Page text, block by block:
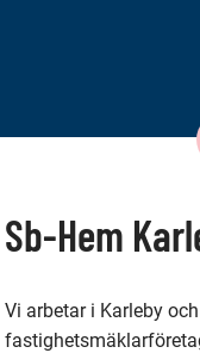
Sb-Hem
Vi arbetar i Karleby